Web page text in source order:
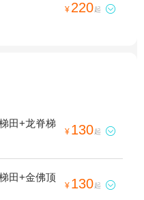
¥ 220起 
田+龙脊梯
¥ 130起 
田+金佛顶
¥ 130起 